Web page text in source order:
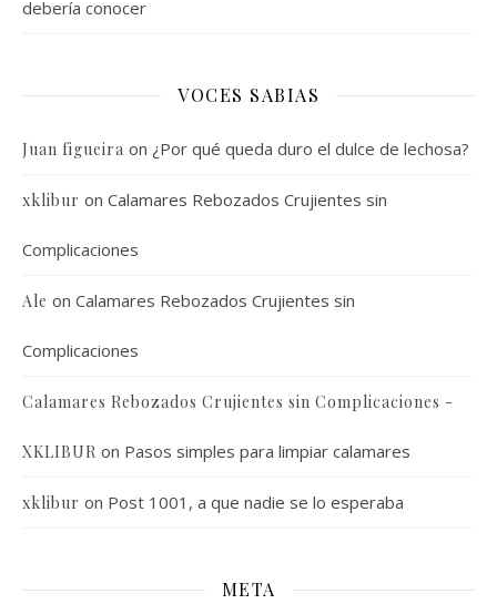
debería conocer
VOCES SABIAS
Juan figueira on ¿Por qué queda duro el dulce de lechosa?
xklibur on Calamares Rebozados Crujientes sin
Complicaciones
Ale on Calamares Rebozados Crujientes sin
Complicaciones
Calamares Rebozados Crujientes sin Complicaciones -
XKLIBUR on Pasos simples para limpiar calamares
xklibur on Post 1001, a que nadie se lo esperaba
META